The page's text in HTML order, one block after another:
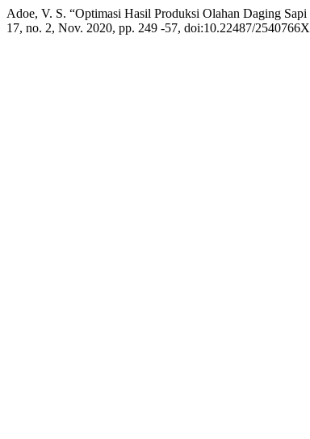
Adoe, V. S. “Optimasi Hasil Produksi Olahan Daging
17, no. 2, Nov. 2020, pp. 249 -57, doi:10.22487/